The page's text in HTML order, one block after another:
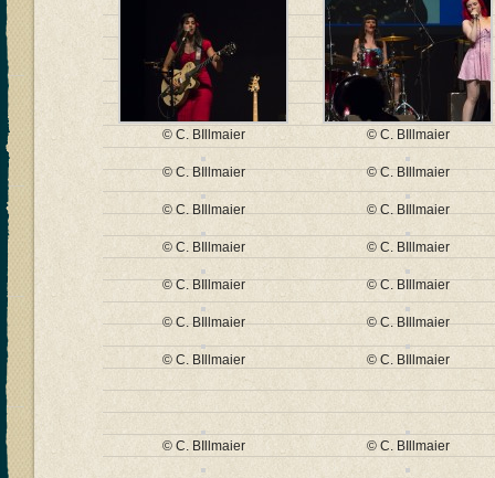
© C. BIllmaier © C. BIllmaier
© C. BIllmaier © C. BIllmaier
© C. BIllmaier © C. BIllmaier
© C. BIllmaier © C. BIllmaier
© C. BIllmaier © C. BIllmaier
© C. BIllmaier © C. BIllmaier
© C. BIllmaier © C. BIllmaier
© C. BIllmaier © C. BIllmaier